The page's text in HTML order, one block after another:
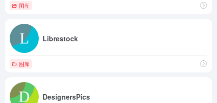
图库
Librestock
图库
DesignersPics